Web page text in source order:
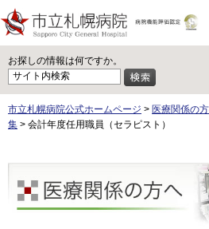
お探しの情報は何ですか。
市立札幌病院公式ホームページ > 医療関係の
集 > 会計年度任用職員（セラピスト）